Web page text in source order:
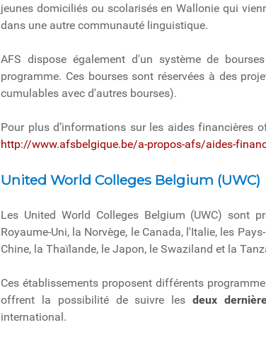
jeunes domiciliés ou scolarisés en Wallonie qui
dans une autre communauté linguistique.
AFS dispose également d'un système de
programme. Ces bourses sont réservées à des
cumulables avec d'autres bourses).
Pour plus d’informations sur les aides financières
http://www.afsbelgique.be/a-propos-afs/aides-
United World Colleges Belgium (UWC)
Les United World Colleges Belgium (UWC) sont
Royaume-Uni, la Norvège, le Canada, l'Italie, les
Chine, la Thaïlande, le Japon, le Swaziland et la
Ces établissements proposent différents
offrent la possibilité de suivre lesdeux
international.